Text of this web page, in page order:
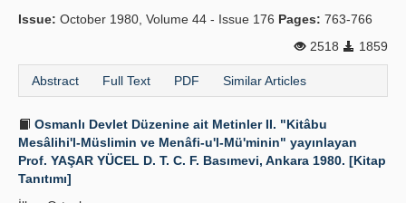
Issue: October 1980, Volume 44 - Issue 176 Pages: 763-766
2518
1859
Abstract Full Text PDF Similar Articles
Osmanlı Devlet Düzenine ait Metinler II. "Kitâbu
Mesâlihi'l-Müslimin ve Menâfi-u'l-Mü'minin" yayınlayan
Prof. YAŞAR YÜCEL D. T. C. F. Basımevi, Ankara 1980. [Kitap
Tanıtımı]